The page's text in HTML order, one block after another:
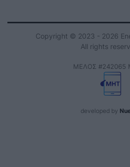
Copyright © 2023 - 2026
All rights
ΜΕΛΟΣ #242065
developed by